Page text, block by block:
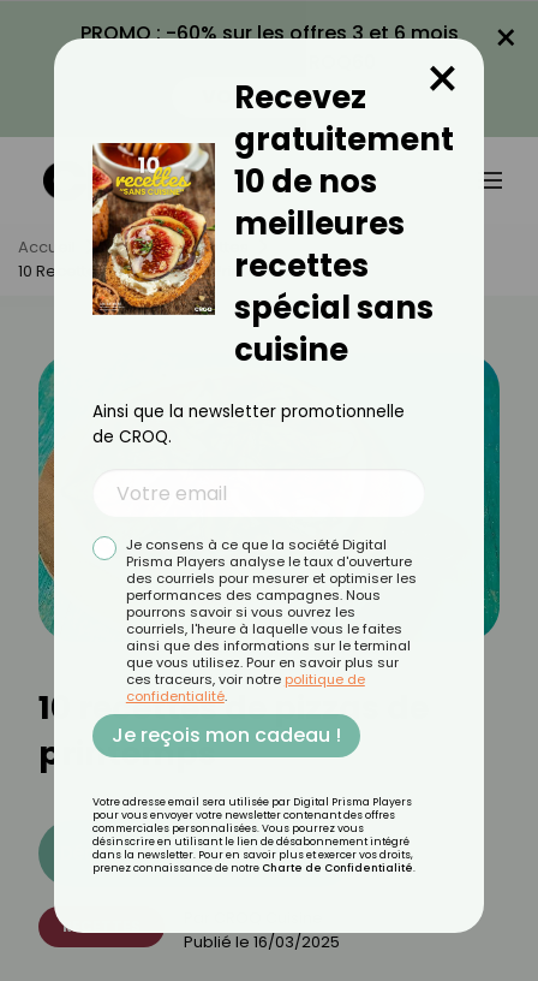
PROMO : -60% sur les offres 3 et 6 mois
VOIR LA PROMO
×
Accueil Actus
Recettes
10 Recettes De Pizzas De Printemps
10 recettes de pizzas de
printemps
Découvrez les 11 menus CROQ
RECETTES
Publié le 16/03/2025
Recevez
gratuitement
10 de nos
meilleures
recettes
spécial sans
cuisine
×
Ainsi que la newsletter promotionnelle
de CROQ.
Je consens à ce que la société Digital
Prisma Players analyse le taux d'ouverture
des courriels pour mesurer et optimiser les
performances des campagnes. Nous
pourrons savoir si vous ouvrez les
courriels, l'heure à laquelle vous le faites
ainsi que des informations sur le terminal
que vous utilisez. Pour en savoir plus sur
ces traceurs, voir notre politique de
confidentialité.
Je reçois mon cadeau !
Votre adresse email sera utilisée par Digital Prisma Players
pour vous envoyer votre newsletter contenant des offres
commerciales personnalisées. Vous pourrez vous
désinscrire en utilisant le lien de désabonnement intégré
dans la newsletter. Pour en savoir plus et exercer vos droits,
prenez connaissance de notre Charte de Confidentialité.